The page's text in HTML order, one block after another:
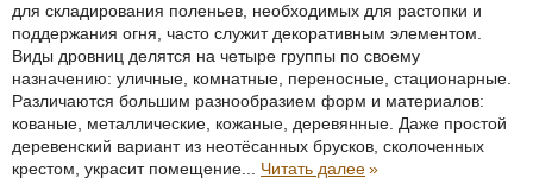
для складирования поленьев, необходимых для растопки и
поддержания огня, часто служит декоративным элементом.
Виды дровниц делятся на четыре группы по своему
назначению: уличные, комнатные, переносные, стационарные.
Различаются большим разнообразием форм и материалов:
кованые, металлические, кожаные, деревянные. Даже простой
деревенский вариант из неотёсанных брусков, сколоченных
крестом, украсит помещение... Читать далее»